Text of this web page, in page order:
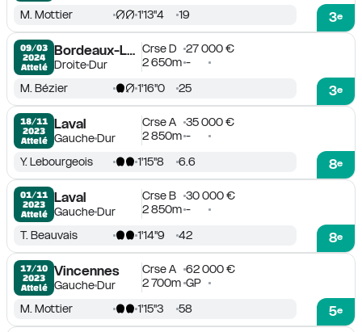
3e
M. Mottier 1'13''4 19
09/03
2024
Attelé
Bordeaux-Le Bouscat
DroiteDur
Crse D
27 000 €
2 650m -
3e
M. Bézier 1'16''0 25
18/11
2023
Attelé
Laval
GaucheDur
Crse A
35 000 €
2 850m -
8e
Y. Lebourgeois 1'15''8 6.6
01/11
2023
Attelé
Laval
GaucheDur
Crse B
30 000 €
2 850m -
8e
T. Beauvais 1'14''9 42
17/10
2023
Attelé
Vincennes
GaucheDur
Crse A
62 000 €
2 700m GP
5e
M. Mottier 1'15''3 58